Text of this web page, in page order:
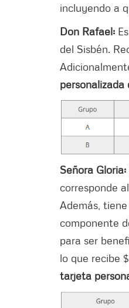
incluyendo a
Don Rafael:
del Sisbén.
personalizada
Señora Gloria:
corresponde
Además,
componente
para ser
lo que recibe
tarjeta